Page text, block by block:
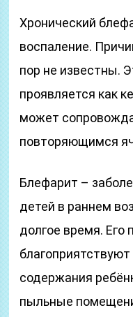
Хронический
воспаление.
пор не известны.
проявляется как
может
повторяющимся
Блефарит –
детей в раннем
долгое время. Его
содержания
пыльные